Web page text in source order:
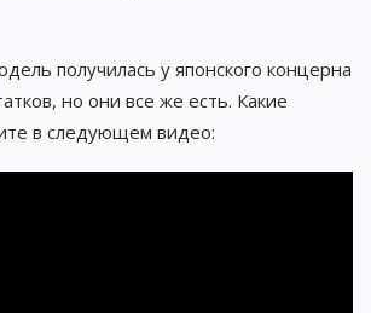
получилась у японского концерна
но они все же есть. Какие
в следующем видео: